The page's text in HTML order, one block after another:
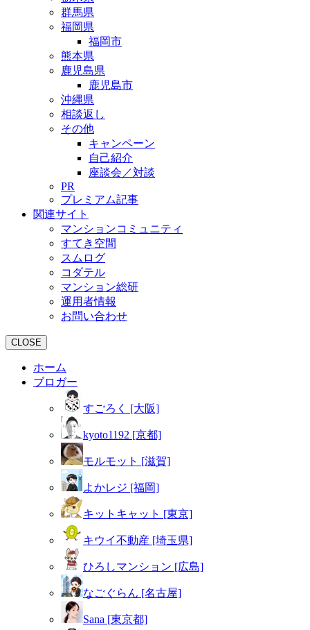
群馬県
福岡県
福岡市
熊本県
鹿児島県
鹿児島市
沖縄県
相談返し
その他
キャンペーン
自己紹介
座談会／対談
PR
プレミアム記事
関連サイト
マンションコミュニティ
すてき空間
スムログ
コダテル
マンション総研
運用者情報
お問い合わせ
CLOSE
ホーム
ブロガー
すごろく [大阪]
kyoto1192 [京都]
モルモット [滋賀]
よかレジ [福岡]
キットキャット [東京]
キウイ不動産 [埼玉県]
ひろしマンション [広島]
なごぐらん [名古屋]
Sana [東京都]